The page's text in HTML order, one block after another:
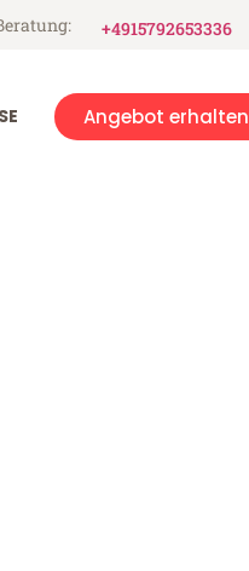
+4915792653336
Angebot erhalten